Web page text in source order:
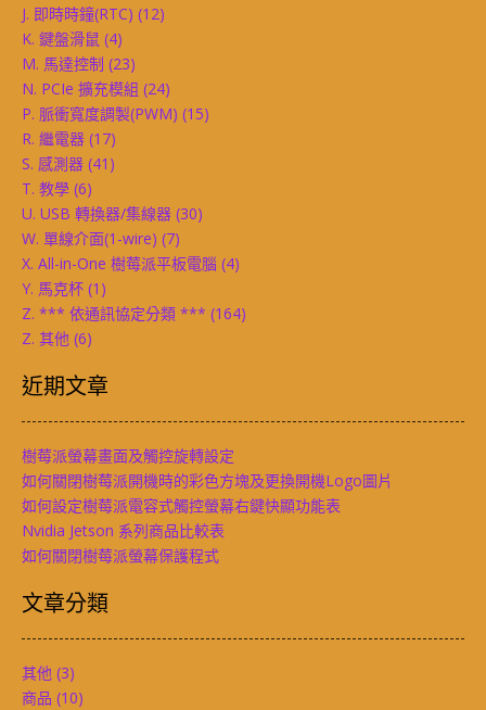
J. 即時時鐘(RTC) (12)
K. 鍵盤滑鼠 (4)
M. 馬達控制 (23)
N. PCIe 擴充模組 (24)
P. 脈衝寬度調製(PWM) (15)
R. 繼電器 (17)
S. 感測器 (41)
T. 教學 (6)
U. USB 轉換器/集線器 (30)
W. 單線介面(1-wire) (7)
X. All-in-One 樹莓派平板電腦 (4)
Y. 馬克杯 (1)
Z. *** 依通訊協定分類 *** (164)
Z. 其他 (6)
近期文章
樹莓派螢幕畫面及觸控旋轉設定
如何關閉樹莓派開機時的彩色方塊及更換開機Logo圖片
如何設定樹莓派電容式觸控螢幕右鍵快顯功能表
Nvidia Jetson 系列商品比較表
如何關閉樹莓派螢幕保護程式
文章分類
其他 (3)
商品 (10)